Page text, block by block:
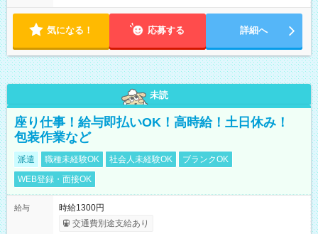
気になる！ 応募する 詳細へ
未読
座り仕事！給与即払いOK！高時給！土日休み！
包装作業など
派遣 職種未経験OK 社会人未経験OK
ブランクOK
WEB登録・面接OK
給与
時給1300円
交通費別途支給あり